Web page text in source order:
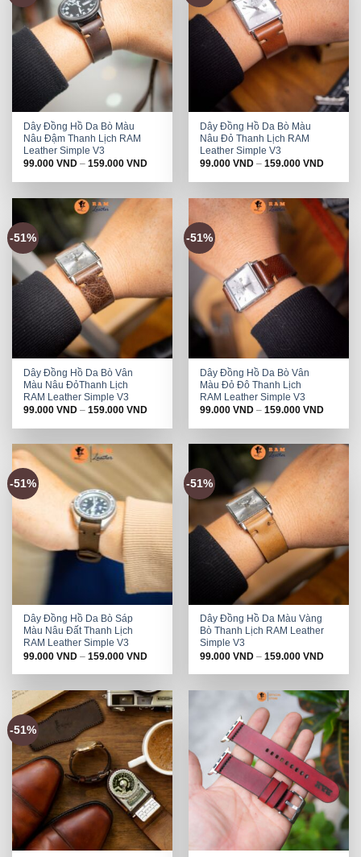
Dây Đồng Hồ Da Bò Màu
Nâu Đậm Thanh Lịch RAM
Leather Simple V3
99.000VND –159.000VND
Dây Đồng Hồ Da Bò Màu
Nâu Đỏ Thanh Lịch RAM
Leather Simple V3
99.000VND –159.000VND
-51%
Dây Đồng Hồ Da Bò Vân
Màu Nâu ĐỏThanh Lịch
RAM Leather Simple V3
99.000VND –159.000VND
-51%
Dây Đồng Hồ Da Bò Vân
Màu Đỏ Đô Thanh Lịch
RAM Leather Simple V3
99.000VND –159.000VND
-51%
Dây Đồng Hồ Da Bò Sáp
Màu Nâu Đất Thanh Lịch
RAM Leather Simple V3
99.000VND –159.000VND
-51%
Dây Đồng Hồ Da Màu Vàng
Bò Thanh Lịch RAM Leather
Simple V3
99.000VND –159.000VND
-51%